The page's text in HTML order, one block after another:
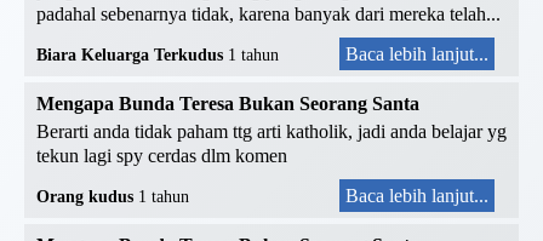
padahal sebenarnya tidak, karena banyak dari mereka telah...
Biara Keluarga Terkudus 1 tahun Baca lebih lanjut...
Mengapa Bunda Teresa Bukan Seorang Santa
Berarti anda tidak paham ttg arti katholik, jadi anda belajar yg
tekun lagi spy cerdas dlm komen
Orang kudus 1 tahun Baca lebih lanjut...